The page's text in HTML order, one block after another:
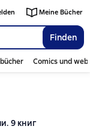
Finden
Meine Bücher
Comics und
9 книг